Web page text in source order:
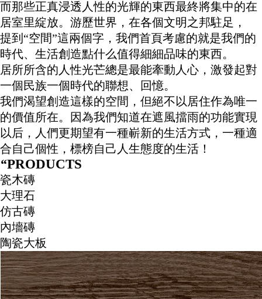
而那些正真浸透人性的光輝的東西最終將集中的在
居室里綻放。游歷世界，在各個文明之邦駐足，
提到“空間”這兩個字，我們首頁考慮的就是我們的
時代、生活創造點什么值得細細品味的東西。
居所所含的人性光芒總是最能牽動人心，激發起對
一個民族一個時代的聯想、回憶。
我們渴望創造這樣的空間，但絕不以居住作為唯一
的價值所在。因為我們知道在遮風擋雨的功能實現
以后，人們更期望有一種嶄新的生活方式，一種適
合自己個性，標榜自己人生態度的生活！
“PRODUCTS
瓷木磚
大理石
仿古磚
內墻磚
陶瓷大板